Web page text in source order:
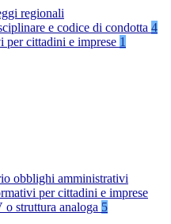
regionali
e codice di condotta 4
per cittadini e imprese 1
obblighi amministrativi
per cittadini e imprese
struttura analoga 5